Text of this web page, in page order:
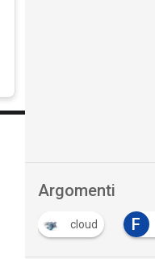
Argomenti
cloud F